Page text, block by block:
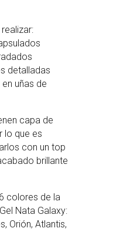
detalladas
uñas de
capa de
lo que es
con un top
brillante
colores de la
Nata Galaxy:
Orión, Atlantis,